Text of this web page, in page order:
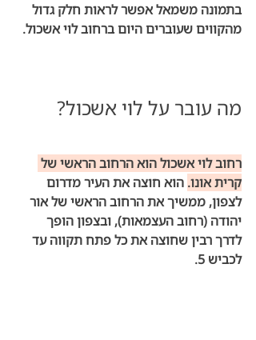
בתמונה משמאל אפשר לראות חלק גדול
מהקווים שעוברים היום ברחוב לוי אשכול.
מה עובר על לוי אשכול?
רחוב לוי אשכול הוא הרחוב הראשי של
קרית אונו. הוא חוצה את העיר מדרום
לצפון, ממשיך את הרחוב הראשי של אור
יהודה (רחוב העצמאות), ובצפון הופך
לדרך רבין שחוצה את כל פתח תקווה עד
לכביש 5.